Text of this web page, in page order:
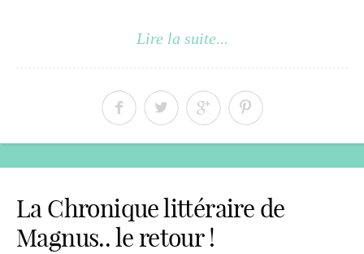
Lire la suite...
La Chronique littéraire de
Magnus.. le retour !